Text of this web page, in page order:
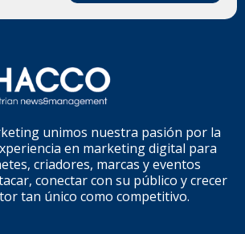
unimos nuestra pasión por la
en marketing digital para
criadores, marcas y eventos
conectar con su público y crecer
tan único como competitivo.